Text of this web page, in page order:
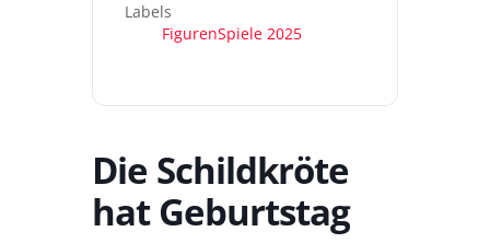
Labels
FigurenSpiele 2025
Die Schildkröte
hat Geburtstag